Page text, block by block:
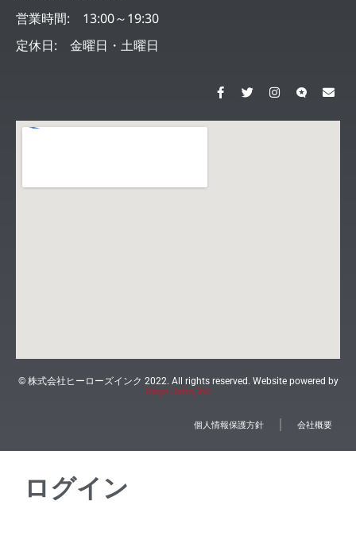
営業時間: 13:00～19:30
定休日: 金曜日・土曜日
© 株式会社ヒーローズインク 2022. All rights reserved. Website powered by
Tokyo Juho, Inc.
個人情報保護方針 会社概要
ログイン